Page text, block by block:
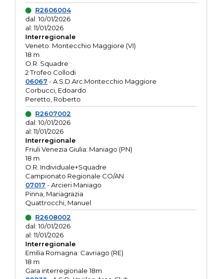
R2606004
dal: 10/01/2026
al: 11/01/2026
Interregionale
Veneto: Montecchio Maggiore (VI)
18 m
O.R. Squadre
2 Trofeo Collodi
06067 - A.S.D.Arc.Montecchio Maggiore
Corbucci, Edoardo
Peretto, Roberto
R2607002
dal: 10/01/2026
al: 11/01/2026
Interregionale
Friuli Venezia Giulia: Maniago (PN)
18 m
O.R. Individuale+Squadre
Campionato Regionale CO/AN
07017 - Arcieri Maniago
Pinna, Mariagrazia
Quattrocchi, Manuel
R2608002
dal: 10/01/2026
al: 11/01/2026
Interregionale
Emilia Romagna: Cavriago (RE)
18 m
Gara interregionale 18m